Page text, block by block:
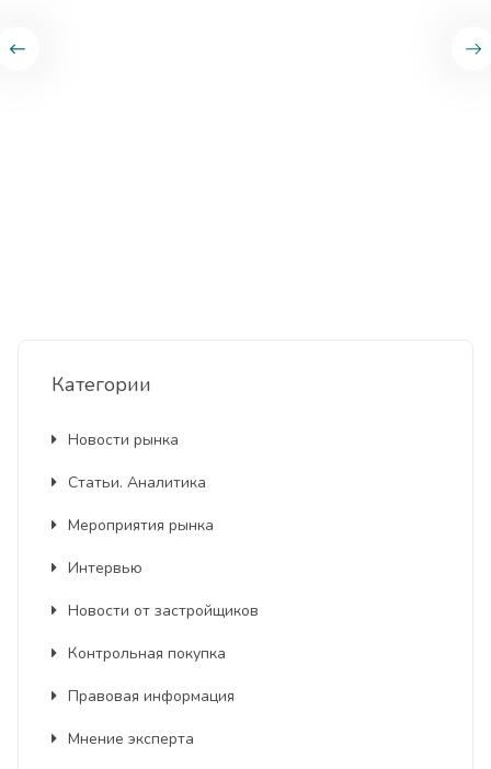
Категории
Новости рынка
Статьи. Аналитика
Мероприятия рынка
Интервью
Новости от застройщиков
Контрольная покупка
Правовая информация
Мнение эксперта